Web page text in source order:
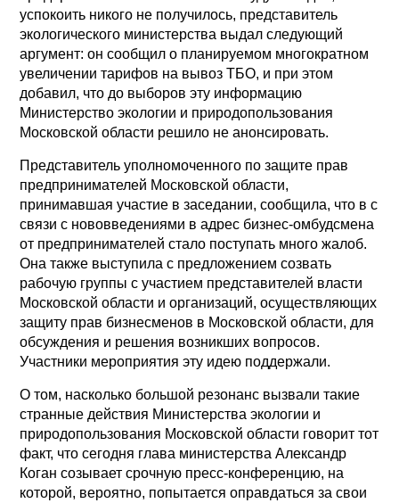
успокоить никого не получилось, представитель
экологического министерства выдал следующий
аргумент: он сообщил о планируемом многократном
увеличении тарифов на вывоз ТБО, и при этом
добавил, что до выборов эту информацию
Министерство экологии и природопользования
Московской области решило не анонсировать.
Представитель уполномоченного по защите прав
предпринимателей Московской области,
принимавшая участие в заседании, сообщила, что в с
связи с нововведениями в адрес бизнес-омбудсмена
от предпринимателей стало поступать много жалоб.
Она также выступила с предложением созвать
рабочую группы с участием представителей власти
Московской области и организаций, осуществляющих
защиту прав бизнесменов в Московской области, для
обсуждения и решения возникших вопросов.
Участники мероприятия эту идею поддержали.
О том, насколько большой резонанс вызвали такие
странные действия Министерства экологии и
природопользования Московской области говорит тот
факт, что сегодня глава министерства Александр
Коган созывает срочную пресс-конференцию, на
которой, вероятно, попытается оправдаться за свои